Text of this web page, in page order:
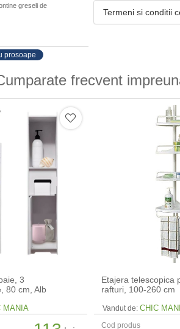
greseli de
prosoape
Termeni si conditii
frecvent
3
80 cm, Alb
MANIA
Etajera telescopica
rafturi, 100-260 cm
Vandut de: CHIC
Cod produs